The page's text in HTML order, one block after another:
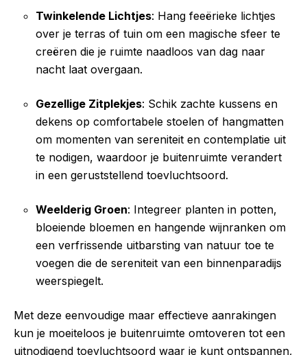
Twinkelende Lichtjes: Hang feeërieke lichtjes
over je terras of tuin om een magische sfeer te
creëren die je ruimte naadloos van dag naar
nacht laat overgaan.
Gezellige Zitplekjes: Schik zachte kussens en
dekens op comfortabele stoelen of hangmatten
om momenten van sereniteit en contemplatie uit
te nodigen, waardoor je buitenruimte verandert
in een geruststellend toevluchtsoord.
Weelderig Groen: Integreer planten in potten,
bloeiende bloemen en hangende wijnranken om
een verfrissende uitbarsting van natuur toe te
voegen die de sereniteit van een binnenparadijs
weerspiegelt.
Met deze eenvoudige maar effectieve aanrakingen
kun je moeiteloos je buitenruimte omtoveren tot een
uitnodigend toevluchtsoord waar je kunt ontspannen,